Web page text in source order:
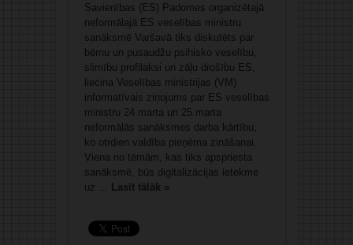
Savienības (ES) Padomes organizētajā
neformālajā ES veselības ministru
sanāksmē Varšavā tiks diskutēts par
bērnu un pusaudžu psihisko veselību,
slimību profilaksi un zāļu drošību ES,
liecina Veselības ministrijas (VM)
informatīvais ziņojums par ES veselības
ministru 24.marta un 25.marta
neformālās sanāksmes darba kārtību,
ko otrdien valdība pieņēma zināšanai.
Viena no tēmām, kas tiks apspriesta
sanāksmē, būs digitalizācijas ietekme
uz ... Lasīt tālāk »